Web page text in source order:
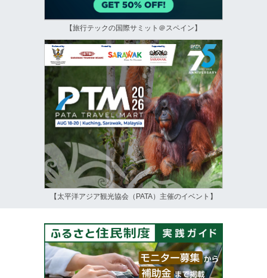
【旅行テックの国際サミット＠スペイン】
【太平洋アジア観光協会（PATA）主催のイベント】